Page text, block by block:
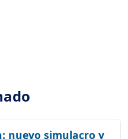
nuevo simulacro y